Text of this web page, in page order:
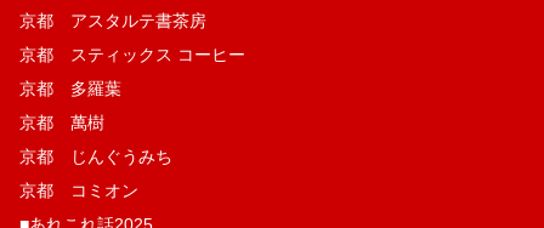
京都 アスタルテ書茶房
京都 スティックス コーヒー
京都 多羅葉
京都 萬樹
京都 じんぐうみち
京都 コミオン
■あれこれ話2025